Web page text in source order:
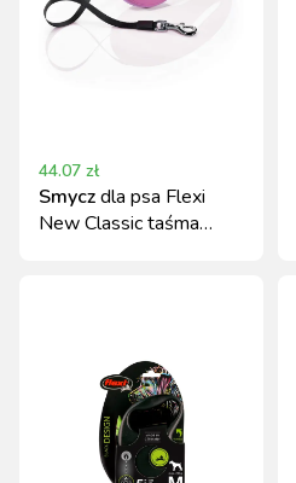
44.07 zł
Smyczdla psa Flexi
New Classic taśma